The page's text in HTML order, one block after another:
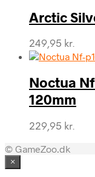
Arctic
249,95 kr.
Noctua
120mm
229,95 kr.
© GameZoo.dk
×